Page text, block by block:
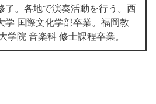
了。各地で演奏活動を行う。西
学 国際文化学部卒業。福岡教
学院 音楽科 修士課程卒業。